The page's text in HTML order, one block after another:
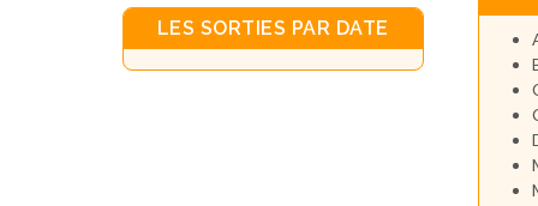
LES SORTIES PAR DATE